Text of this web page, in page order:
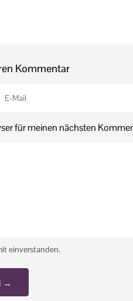
Kommentar
für meinen nächsten
einverstanden.